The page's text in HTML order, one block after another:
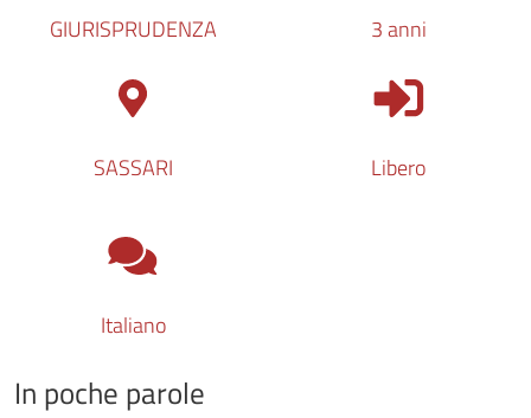
GIURISPRUDENZA 3 anni
SASSARI Libero
Italiano
In poche parole